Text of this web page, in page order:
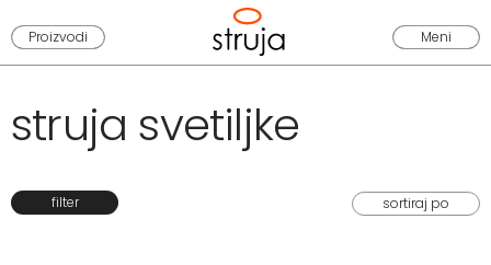
Proizvodi Meni
struja svetiljke
filter